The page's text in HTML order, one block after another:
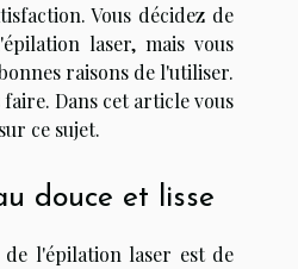
Vous décidez de
laser, mais vous
raisons de l'utiliser.
faire. Dans cet article vous
ce sujet.
douce et lisse
de l'épilation laser est de